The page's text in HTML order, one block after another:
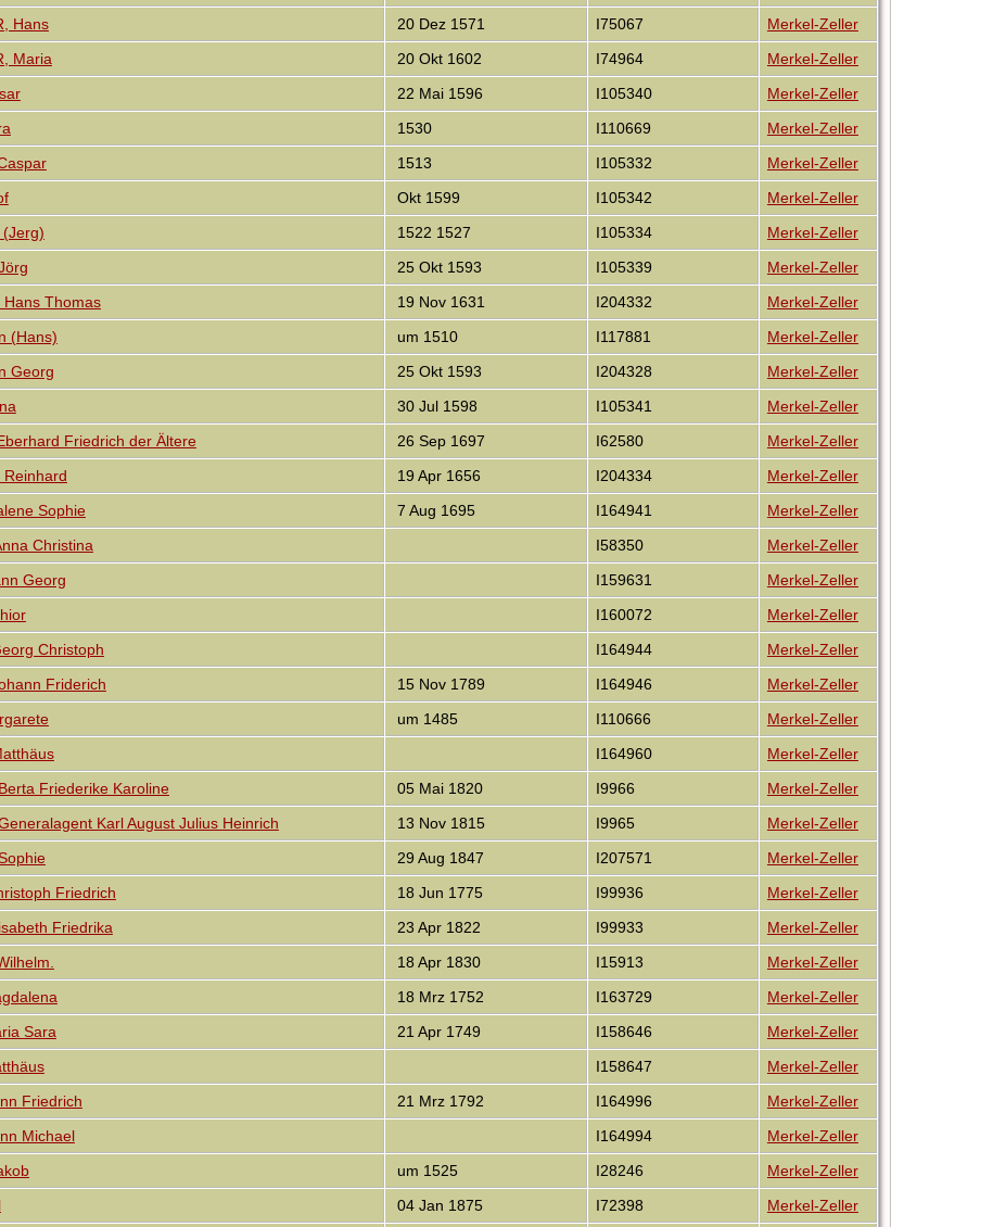
Hans 20 Dez 1571 I75067
Merkel-Zeller
Maria 20 Okt 1602 I74964
Merkel-Zeller
22 Mai 1596 I105340
Merkel-Zeller
1530 I110669
Merkel-Zeller
1513 I105332
Merkel-Zeller
Okt 1599 I105342
Merkel-Zeller
(Jerg) 1522 1527 I105334
Merkel-Zeller
25 Okt 1593 I105339
Merkel-Zeller
Hans Thomas 19 Nov 1631 I204332
Merkel-Zeller
(Hans) um 1510 I117881
Merkel-Zeller
Georg 25 Okt 1593 I204328
Merkel-Zeller
30 Jul 1598 I105341
Merkel-Zeller
Friedrich der Ältere 26 Sep 1697 I62580
Merkel-Zeller
Reinhard 19 Apr 1656 I204334
Merkel-Zeller
Sophie 7 Aug 1695 I164941
Merkel-Zeller
Christina I58350
Merkel-Zeller
Georg I159631
Merkel-Zeller
I160072
Merkel-Zeller
Christoph I164944
Merkel-Zeller
Friderich 15 Nov 1789 I164946
Merkel-Zeller
um 1485 I110666
Merkel-Zeller
I164960
Merkel-Zeller
Friederike Karoline 05 Mai 1820 I9966
Merkel-Zeller
Karl August Julius Heinrich 13 Nov 1815 I9965
Merkel-Zeller
29 Aug 1847 I207571
Merkel-Zeller
Friedrich 18 Jun 1775 I99936
Merkel-Zeller
Friedrika 23 Apr 1822 I99933
Merkel-Zeller
18 Apr 1830 I15913
Merkel-Zeller
18 Mrz 1752 I163729
Merkel-Zeller
Sara 21 Apr 1749 I158646
Merkel-Zeller
I158647
Merkel-Zeller
Friedrich 21 Mrz 1792 I164996
Merkel-Zeller
Michael I164994
Merkel-Zeller
um 1525 I28246
Merkel-Zeller
04 Jan 1875 I72398
Merkel-Zeller